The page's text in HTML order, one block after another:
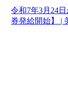
令和7年3月24
券発給開始】 |